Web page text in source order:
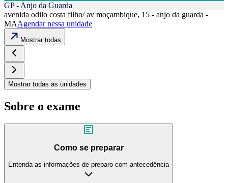
GP - Anjo da Guarda
avenida odilo costa filho/ av moçambique, 15 - anjo da guarda -
MAAgendar nessa unidade
Mostrar todas
Mostrar todas as unidades
Sobre o exame
Como se preparar
Entenda as informações de preparo com antecedência